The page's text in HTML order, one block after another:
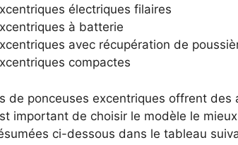
électriques filaires
à batterie
avec récupération de
compactes
de ponceuses excentriques offrent
important de choisir le modèle le
ci-dessous dans le tableau